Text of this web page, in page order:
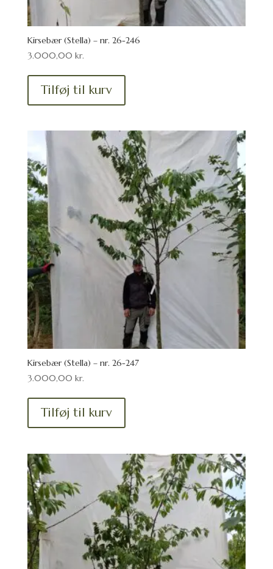
Kirsebær (Stella) – nr. 26-246
3.000,00 kr.
Tilføj til kurv
Kirsebær (Stella) – nr. 26-247
3.000,00 kr.
Tilføj til kurv